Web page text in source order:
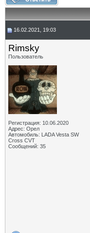
16.02.2021, 19:03
Rimsky
Пользователь
Регистрация: 10.06.2020
Адрес: Орел
Автомобиль: LADA Vesta SW
Cross CVT
Сообщений: 35